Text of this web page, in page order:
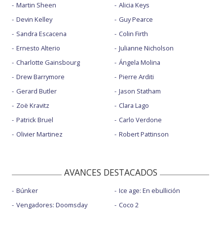
Martin Sheen
Devin Kelley
Sandra Escacena
Ernesto Alterio
Charlotte Gainsbourg
Drew Barrymore
Gerard Butler
Zoë Kravitz
Patrick Bruel
Olivier Martinez
Alicia Keys
Guy Pearce
Colin Firth
Julianne Nicholson
Ángela Molina
Pierre Arditi
Jason Statham
Clara Lago
Carlo Verdone
Robert Pattinson
AVANCES DESTACADOS
Búnker
Vengadores: Doomsday
Ice age: En ebullición
Coco 2